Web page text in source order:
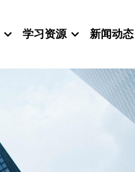
学习资源 新闻动态